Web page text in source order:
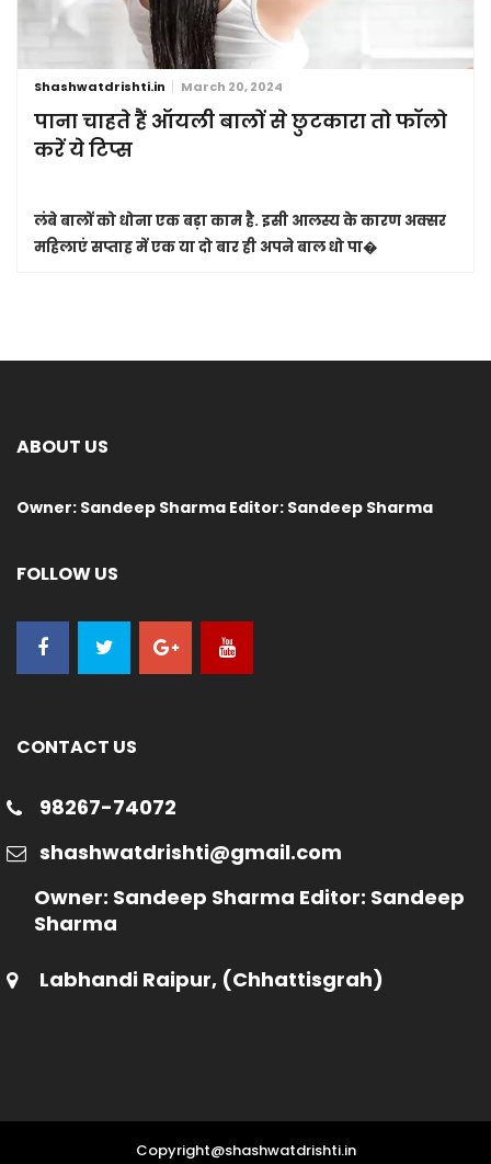
Shashwatdrishti.in March 20, 2024
पाना चाहते हैं ऑयली बालों से छुटकारा तो फॉलो
करें ये टिप्स
लंबे बालों को धोना एक बड़ा काम है. इसी आलस्य के कारण अक्सर
महिलाएं सप्ताह में एक या दो बार ही अपने बाल धो पा�
ABOUT US
Owner: Sandeep Sharma Editor: Sandeep Sharma
FOLLOW US
CONTACT US
98267-74072
shashwatdrishti@gmail.com
Owner: Sandeep Sharma Editor: Sandeep
Sharma
Labhandi Raipur, (Chhattisgrah)
Copyright@shashwatdrishti.in